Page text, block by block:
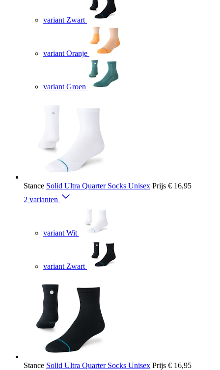
variant Zwart
variant Oranje
variant Groen
Stance Solid Ultra Quarter Socks Unisex Prijs € 16,95
2 varianten
variant Wit
variant Zwart
Stance Solid Ultra Quarter Socks Unisex Prijs € 16,95